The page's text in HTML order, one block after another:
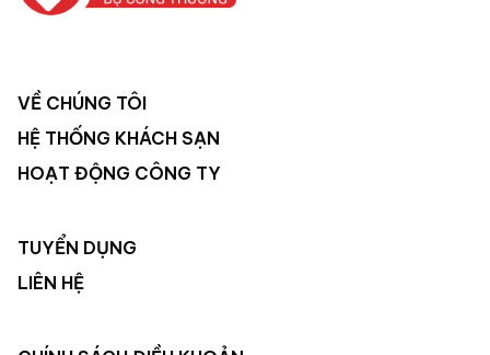
VỀ CHÚNG TÔI
HỆ THỐNG KHÁCH SẠN
HOẠT ĐỘNG CÔNG TY
TUYỂN DỤNG
LIÊN HỆ